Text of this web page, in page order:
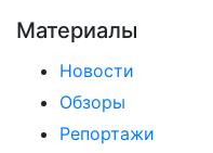
Материалы
Новости
Обзоры
Репортажи